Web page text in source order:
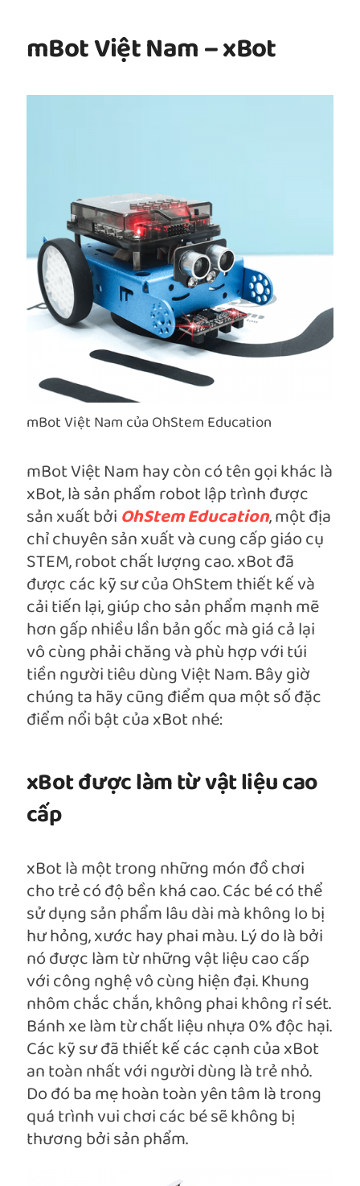
mBot Việt Nam – xBot
mBot Việt Nam của OhStem Education
mBot Việt Nam hay còn có tên gọi khác là
xBot, là sản phẩm robot lập trình được
sản xuất bởiOhStem Education, một địa
chỉ chuyên sản xuất và cung cấp giáo cụ
STEM, robot chất lượng cao. xBot đã
được các kỹ sư của OhStem thiết kế và
cải tiến lại, giúp cho sản phẩm mạnh mẽ
hơn gấp nhiều lần bản gốc mà giá cả lại
vô cùng phải chăng và phù hợp với túi
tiền người tiêu dùng Việt Nam. Bây giờ
chúng ta hãy cũng điểm qua một số đặc
điểm nổi bật của xBot nhé:
xBot được làm từ vật liệu cao
cấp
xBot là một trong những món đồ chơi
cho trẻ có độ bền khá cao. Các bé có thể
sử dụng sản phẩm lâu dài mà không lo bị
hư hỏng, xước hay phai màu. Lý do là bởi
nó được làm từ những vật liệu cao cấp
với công nghệ vô cùng hiện đại. Khung
nhôm chắc chắn, không phai không rỉ sét.
Bánh xe làm từ chất liệu nhựa 0% độc hại.
Các kỹ sư đã thiết kế các cạnh của xBot
an toàn nhất với người dùng là trẻ nhỏ.
Do đó ba mẹ hoàn toàn yên tâm là trong
quá trình vui chơi các bé sẽ không bị
thương bởi sản phẩm.